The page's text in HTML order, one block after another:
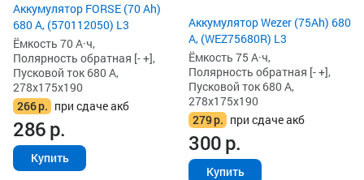
Аккумулятор FORSE (70 Ah)
680 А, (570112050) L3
Ёмкость 70 А·ч,
Полярность обратная [- +],
Пусковой ток 680 А,
278x175x190
266р. при сдаче акб
286р.
Купить
Аккумулятор Wezer (75Ah) 680
А, (WEZ75680R) L3
Ёмкость 75 А·ч,
Полярность обратная [- +],
Пусковой ток 680 А,
278x175x190
279р. при сдаче акб
300р.
Купить